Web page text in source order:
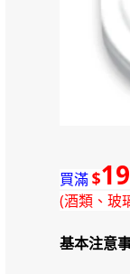
買滿$
(酒類、玻
基本注意